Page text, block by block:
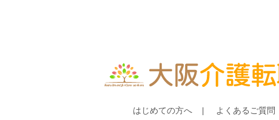
はじめての方へ よくあるご質問